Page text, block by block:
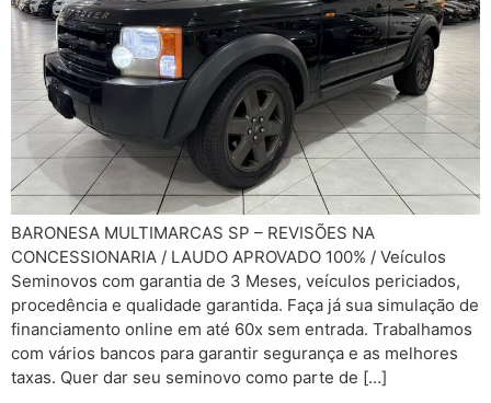
BARONESA MULTIMARCAS SP – REVISÕES NA
CONCESSIONARIA / LAUDO APROVADO 100% / Veículos
Seminovos com garantia de 3 Meses, veículos periciados,
procedência e qualidade garantida. Faça já sua simulação de
financiamento online em até 60x sem entrada. Trabalhamos
com vários bancos para garantir segurança e as melhores
taxas. Quer dar seu seminovo como parte de […]